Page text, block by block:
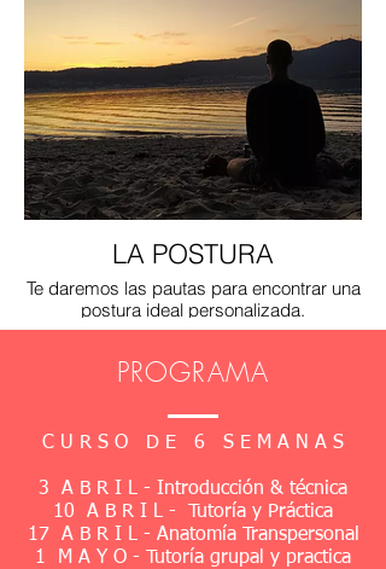
LA POSTURA
Te daremos las pautas para encontrar una
postura ideal personalizada.
PROGRAMA
C U R S O D E 6 S E M A N A S
3 A B R I L - Introducción & técnica
10 A B R I L - Tutoría y Práctica
17 A B R I L - Anatomía Transpersonal
1 M A Y O - Tutoría grupal y practica